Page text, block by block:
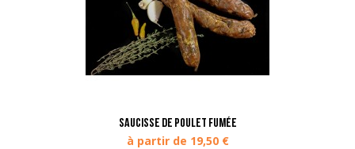
Saucisse de poulet fumée
à partir de 19,50 €